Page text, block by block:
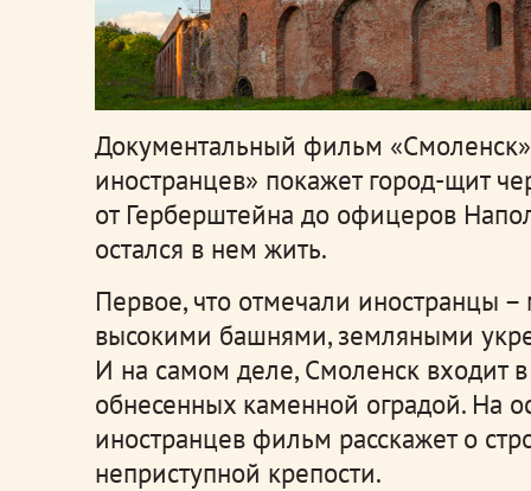
Документальный фильм
иностранцев» покажет город-щит
от Герберштейна до офицеров
остался в нем жить.
Первое, что отмечали иностранцы
высокими башнями, земляными
И на самом деле, Смоленск входит
обнесенных каменной оградой. На
иностранцев фильм расскажет о
неприступной крепости.